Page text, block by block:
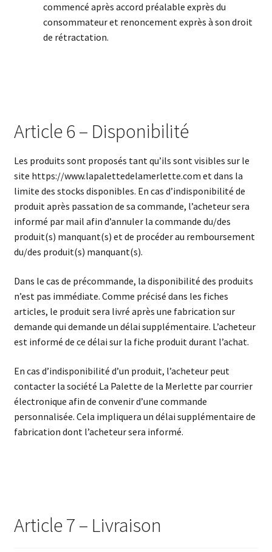
commencé après accord préalable exprès du
consommateur et renoncement exprès à son droit
de rétractation.
Article 6 – Disponibilité
Les produits sont proposés tant qu’ils sont visibles sur le
site https://www.lapalettedelamerlette.com et dans la
limite des stocks disponibles. En cas d’indisponibilité de
produit après passation de sa commande, l’acheteur sera
informé par mail afin d’annuler la commande du/des
produit(s) manquant(s) et de procéder au remboursement
du/des produit(s) manquant(s).
Dans le cas de précommande, la disponibilité des produits
n’est pas immédiate. Comme précisé dans les fiches
articles, le produit sera livré après une fabrication sur
demande qui demande un délai supplémentaire. L’acheteur
est informé de ce délai sur la fiche produit durant l’achat.
En cas d’indisponibilité d’un produit, l’acheteur peut
contacter la société La Palette de la Merlette par courrier
électronique afin de convenir d’une commande
personnalisée. Cela impliquera un délai supplémentaire de
fabrication dont l’acheteur sera informé.
Article 7 – Livraison